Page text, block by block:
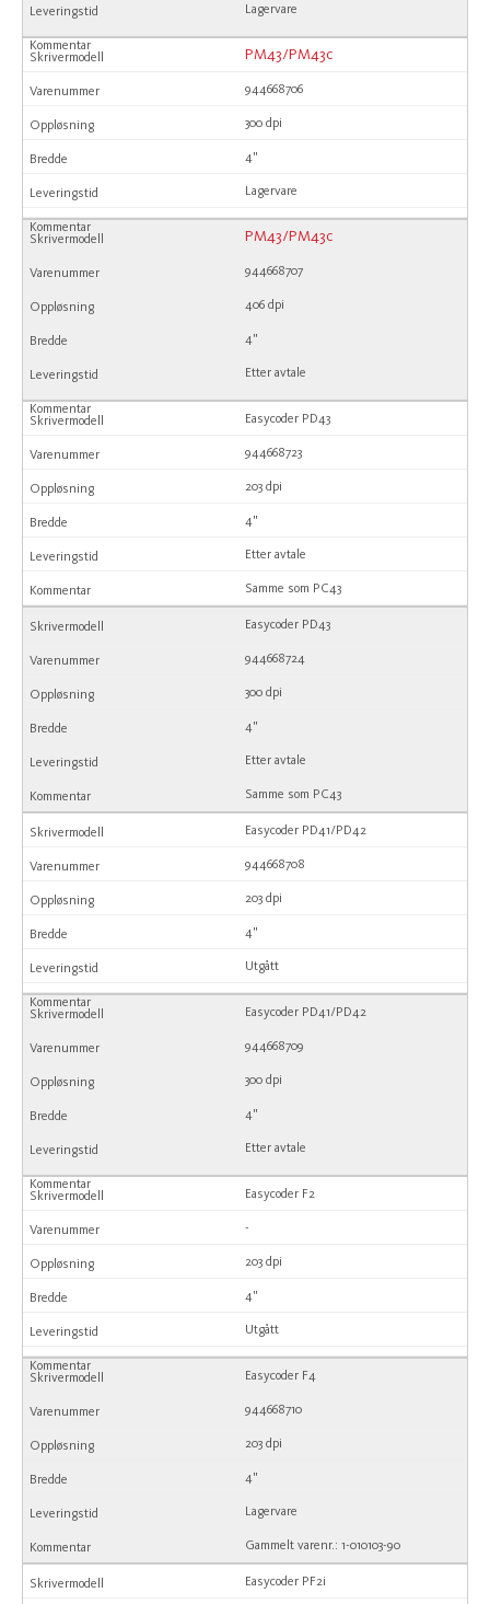
Lagervare
PM43/PM43c
944668706
300 dpi
4"
Lagervare
PM43/PM43c
944668707
406 dpi
4"
Etter avtale
Easycoder PD43
944668723
203 dpi
4"
Etter avtale
Samme som PC43
Easycoder PD43
944668724
300 dpi
4"
Etter avtale
Samme som PC43
Easycoder PD41/PD42
944668708
203 dpi
4"
Utgått
Easycoder PD41/PD42
944668709
300 dpi
4"
Etter avtale
Easycoder F2
-
203 dpi
4"
Utgått
Easycoder F4
944668710
203 dpi
4"
Lagervare
Gammelt varenr.: 1-010103-90
Easycoder PF2i